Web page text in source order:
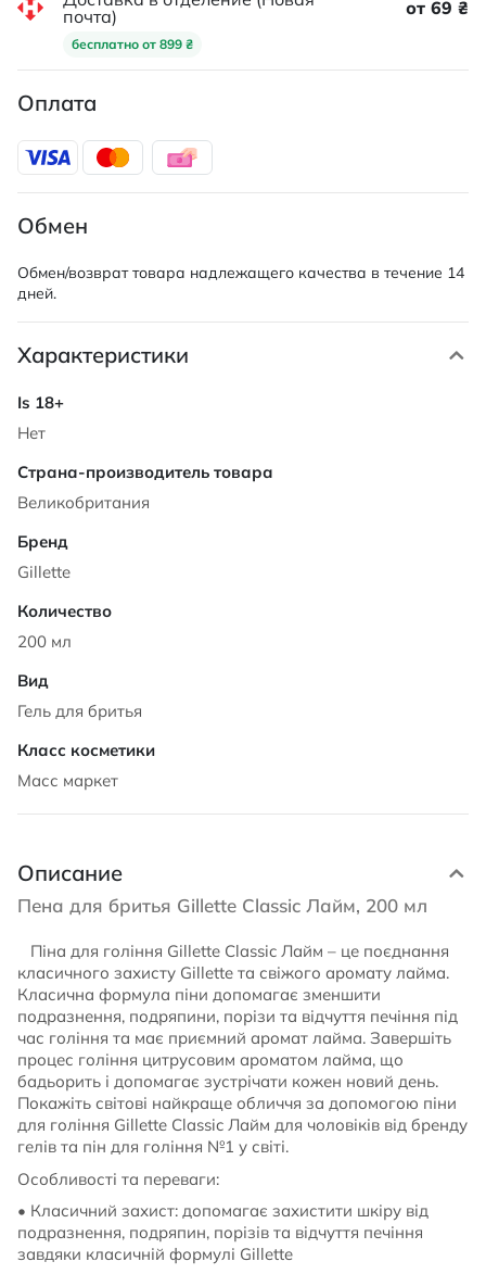
почта)
бесплатно от 899 ₴
от 69 ₴
Оплата
Обмен
Обмен/возврат товара надлежащего качества в течение 14
дней.
Характеристики
Характеристики
Нет
Великобритания
Gillette
200 мл
Гель для бритья
Масс маркет
Описание
Пена для бритья Gillette Classic Лайм, 200 мл
Піна для гоління Gillette Classic Лайм – це поєднання
класичного захисту Gillette та свіжого аромату лайма.
Класична формула піни допомагає зменшити
подразнення, подряпини, порізи та відчуття печіння під
час гоління та має приємний аромат лайма. Завершіть
процес гоління цитрусовим ароматом лайма, що
бадьорить і допомагає зустрічати кожен новий день.
Покажіть світові найкраще обличчя за допомогою піни
для гоління Gillette Classic Лайм для чоловіків від бренду
гелів та пін для гоління №1 у світі.
Особливості та переваги:
• Класичний захист: допомагає захистити шкіру від
подразнення, подряпин, порізів та відчуття печіння
завдяки класичній формулі Gillette